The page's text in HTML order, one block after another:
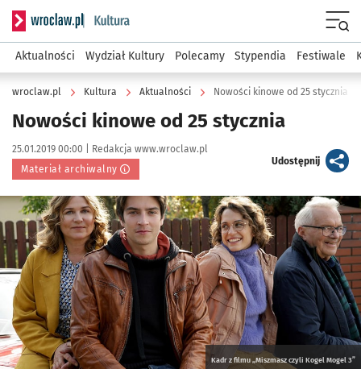
Serwis informacyjny wroclaw.pl podserwis: Kultura
Aktualności Wydział Kultury Polecamy Stypendia Festiwale
wroclaw.pl Kultura Aktualności Nowości kinowe od 25 stycznia
Nowości kinowe od 25 stycznia
Data publikacji:
25.01.2019 00:00 | Autor:
Redakcja www.wroclaw.pl
Materiał archiwalny
Udostępnijartykuł
Kliknij, aby powiększyć
Kadr z filmu „Miszmasz czyli Kogel Mogel 3”